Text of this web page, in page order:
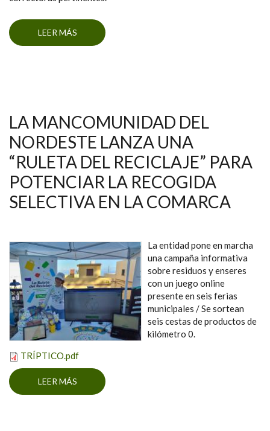
LEER MÁS
SOBRE RESULTADOS PARCIALES DE LA
EXPERIENCIA PILOTO DE PUESTA EN
MARCHA DE UN LA RECOGIDA SELECTIVA DE
LA MANCOMUNIDAD DEL
NORDESTE LANZA UNA
“RULETA DEL RECICLAJE” PARA
POTENCIAR LA RECOGIDA
SELECTIVA EN LA COMARCA
La entidad pone en marcha
una campaña informativa
sobre residuos y enseres
con un juego online
presente en seis ferias
municipales / Se sortean
seis cestas de productos de
kilómetro 0.
TRÍPTICO.pdf
LEER MÁS
SOBRE LA MANCOMUNIDAD DEL NORDESTE
LANZA UNA “RULETA DEL RECICLAJE” PARA
POTENCIAR LA RECOGIDA SELECTIVA EN LA